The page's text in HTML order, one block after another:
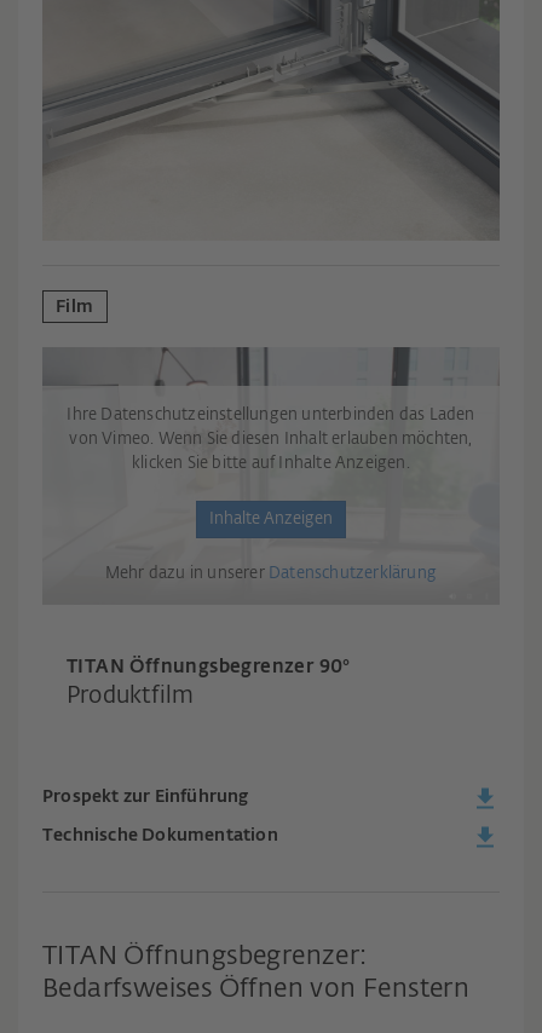
Film
Ihre Datenschutzeinstellungen unterbinden das Laden
von Vimeo. Wenn Sie diesen Inhalt erlauben möchten,
klicken Sie bitte auf Inhalte Anzeigen.
Inhalte Anzeigen
Mehr dazu in unserer Datenschutzerklärung
TITAN Öffnungsbegrenzer 90°
Produktfilm
Prospekt zur Einführung
Technische Dokumentation
TITAN Öffnungsbegrenzer:
Bedarfsweises Öffnen von Fenstern